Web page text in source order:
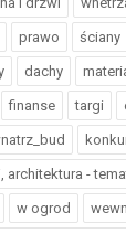
prawo ściany
dachy
finanse targi
architektura -
w ogrod